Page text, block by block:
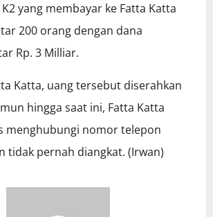
yang membayar ke Fatta Katta
200 orang dengan dana
Rp. 3 Milliar.
Katta, uang tersebut diserahkan
hingga saat ini, Fatta Katta
menghubungi nomor telepon
tidak pernah diangkat. (Irwan)